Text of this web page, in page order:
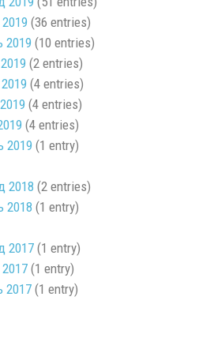
(36 entries)
2019 (10 entries)
(2 entries)
(4 entries)
(4 entries)
(4 entries)
2019 (1 entry)
2018 (2 entries)
2018 (1 entry)
2017(1 entry)
(1 entry)
2017(1 entry)